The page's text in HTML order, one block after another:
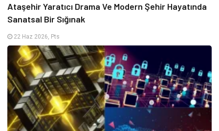
Ataşehir Yaratıcı Drama Ve Modern Şehir Hayatında
Sanatsal Bir Sığınak
22 Haz 2026, Pts